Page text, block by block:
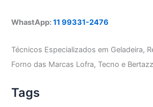
WhastApp:11 99331-2476
Técnicos Especializados em Geladeira,
Forno das Marcas Lofra, Tecno e
Tags